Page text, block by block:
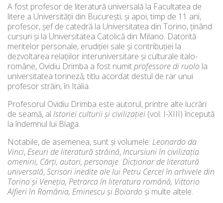
A fost profesor de literatură universală la Facultatea de
litere a Universităţii din Bucureşti, şi apoi, timp de 11 ani,
profesor, şef de catedră la Universitatea din Torino, ţinând
cursuri şi la Universitatea Catolică din Milano. Datorită
meritelor personale, erudiţiei sale şi contribuţiei la
dezvoltarea relaţiilor interuniversitare şi culturale italo-
române, Ovidiu Drimba a fost numitprofessore di ruolo la
universitatea torineză, titlu acordat destul de rar unui
profesor străin, în Italia.
Profesorul Ovidiu Drimba este autorul, printre alte lucrări
de seamă, al Istoriei culturii şi civilizaţiei (vol. I-XIII) începută
la îndemnul lui Blaga.
Notabile, de asemenea, sunt şi volumele: Leonardo da
Vinci, Eseuri de literatură străină,Incursiuni în civilizaţia
omenirii, Cărţi, autori, personaje. Dicţionar de literatură
universală,Scrisori inedite ale lui Petru Cercel în arhivele din
Torino şi Veneţia, Petrarca în literatura română, Vittorio
Alfieri în România, Eminescu şi Boiardoşi multe altele.